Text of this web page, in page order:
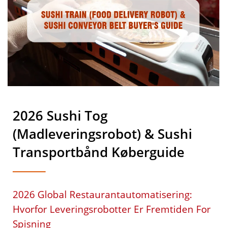
2026 Sushi Tog
(Madleveringsrobot) & Sushi
Transportbånd Køberguide
2026 Global Restaurantautomatisering:
Hvorfor Leveringsrobotter Er Fremtiden For
Spisning